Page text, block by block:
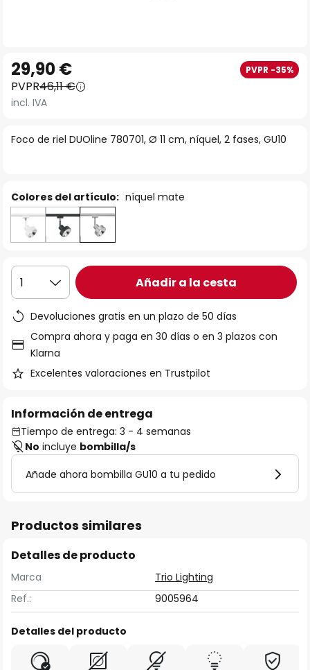
comienzo
de
galería
Foco de riel DUOline 780701, Ø 11 cm, níquel, 2 fases, GU10
29,90 € PVPR -35%
PVPR46,11 €
incl. IVA
Colores del artículo: níquel mate
1 Añadir a la cesta
Devoluciones gratis en un plazo de 50 días
Compra ahora y paga en 30 días o en 3 plazos con
Klarna
Excelentes valoraciones en Trustpilot
Información de entrega
Tiempo de entrega: 3 - 4 semanas
No incluye bombilla/s
Añade ahora bombilla GU10 a tu pedido
Productos similares
Detalles de producto
Marca
Trio Lighting
Ref.:
9005964
Detalles del producto